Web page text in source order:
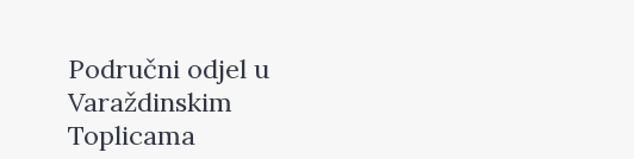
Područni odjel u
Varaždinskim
Toplicama